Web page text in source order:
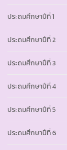
ประถมศึกษาปีที่ 1
ประถมศึกษาปีที่ 2
ประถมศึกษาปีที่ 3
ประถมศึกษาปีที่ 4
ประถมศึกษาปีที่ 5
ประถมศึกษาปีที่ 6